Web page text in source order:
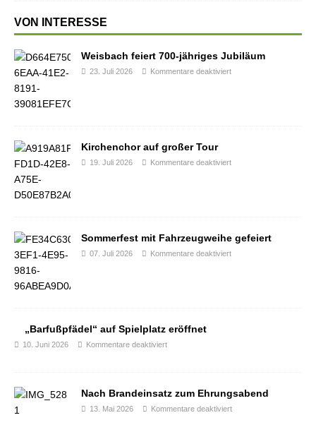
VON INTERESSE
Weisbach feiert 700-jähriges Jubiläum
23. Juli 2026 Kommentare deaktiviert
Kirchenchor auf großer Tour
19. Juli 2026 Kommentare deaktiviert
Sommerfest mit Fahrzeugweihe gefeiert
07. Juli 2026 Kommentare deaktiviert
„Barfußpfädel“ auf Spielplatz eröffnet
10. Juni 2026 Kommentare deaktiviert
Nach Brandeinsatz zum Ehrungsabend
13. Mai 2026 Kommentare deaktiviert